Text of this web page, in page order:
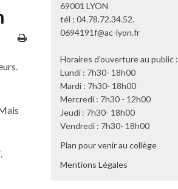
69001 LYON
tél : 04.78.72.34.52.
0694191f@ac-lyon.fr
Horaires d'ouverture au public :
Lundi : 7h30- 18h00
Mardi : 7h30- 18h00
Mercredi : 7h30 - 12h00
Jeudi : 7h30- 18h00
Vendredi : 7h30- 18h00
Plan pour venir au collège
Mentions Légales